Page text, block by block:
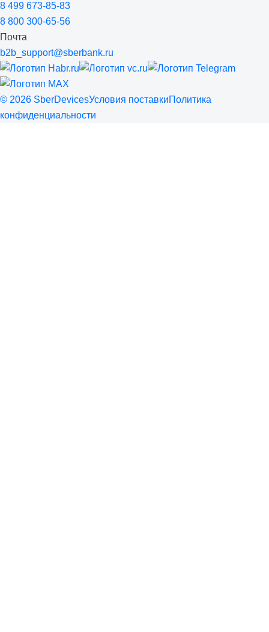
8 499 673-85-83
8 800 300-65-56
Почта
b2b_support@sberbank.ru
© 2026 SberDevicesУсловия поставкиПолитика
конфиденциальности